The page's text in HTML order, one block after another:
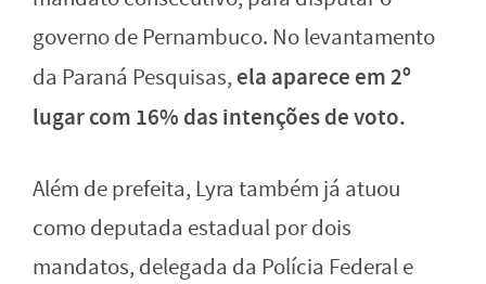
governo de Pernambuco. No levantamento
da Paraná Pesquisas, ela aparece em 2º
lugar com 16% das intenções de voto.
Além de prefeita, Lyra também já atuou
como deputada estadual por dois
mandatos, delegada da Polícia Federal e